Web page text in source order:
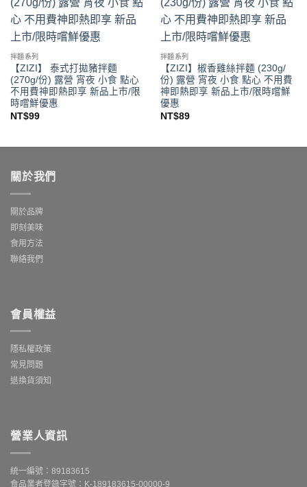
拌麵系列
【ZIZI】 泰式打拋豬拌麵
(270g/份) 露營 宵夜 小食 點心
不用費神即熱即享 新品上市/限
時嚐鮮優惠
NT$99
拌麵系列
【ZIZI】椒香雞絲拌麵 (230g/
份) 露營 宵夜 小食 點心 不用費
神即熱即享 新品上市/限時嚐鮮
優惠
NT$89
關於我們
關於品牌
即刻美味
食用方法
聯絡我們
會員權益
隱私權政策
常見問題
退換貨須知
營業人資訊
統一編號：89183615
食品業者登錄字號：K-189183615-00000-9